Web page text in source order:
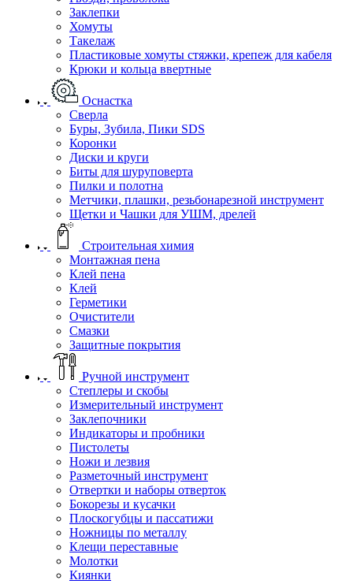
Заклепки
Хомуты
Такелаж
Пластиковые хомуты стяжки, крепеж для кабеля
Крюки и кольца ввертные
Оснастка
Сверла
Буры, Зубила, Пики SDS
Коронки
Диски и круги
Биты для шуруповерта
Пилки и полотна
Метчики, плашки, резьбонарезной инструмент
Щетки и Чашки для УШМ, дрелей
Строительная химия
Монтажная пена
Клей пена
Клей
Герметики
Очистители
Смазки
Защитные покрытия
Ручной инструмент
Степлеры и скобы
Измерительный инструмент
Заклепочники
Индикаторы и пробники
Пистолеты
Ножи и лезвия
Разметочный инструмент
Отвертки и наборы отверток
Бокорезы и кусачки
Плоскогубцы и пассатижи
Ножницы по металлу
Клещи переставные
Молотки
Киянки